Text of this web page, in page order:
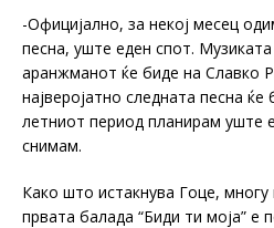
-Официјално, за некој месец
песна, уште еден спот.
аранжманот ќе биде на Славко
најверојатно следната песна
летниот период планирам уште
снимам.
Како што истакнува Гоце,
првата балада “Биди ти моја” е